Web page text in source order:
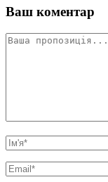
Ваш коментар